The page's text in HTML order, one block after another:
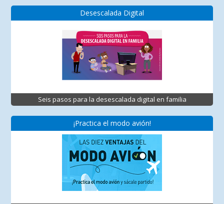
Desescalada Digital
Seis pasos para la desescalada digital en familia
¡Practica el modo avión!